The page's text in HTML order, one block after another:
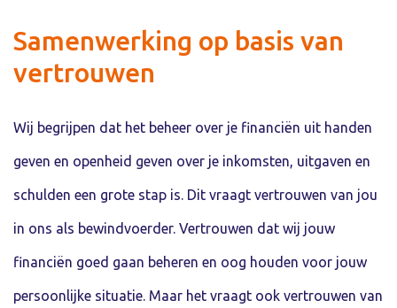
Samenwerking op basis van
vertrouwen
Wij begrijpen dat het beheer over je financiën uit handen
geven en openheid geven over je inkomsten, uitgaven en
schulden een grote stap is. Dit vraagt vertrouwen van jou
in ons als bewindvoerder. Vertrouwen dat wij jouw
financiën goed gaan beheren en oog houden voor jouw
persoonlijke situatie. Maar het vraagt ook vertrouwen van